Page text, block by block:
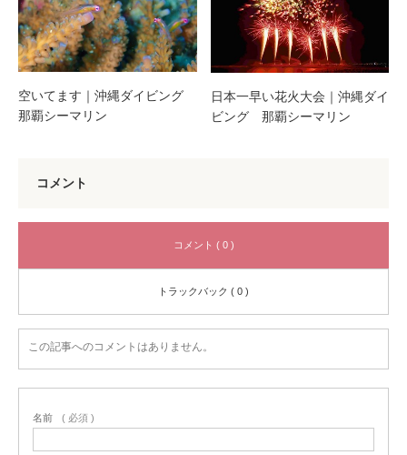
空いてます｜沖縄ダイビング
那覇シーマリン
日本一早い花火大会｜沖縄ダイ
ビング 那覇シーマリン
コメント
コメント ( 0 )
トラックバック ( 0 )
この記事へのコメントはありません。
名前 ( 必須 )